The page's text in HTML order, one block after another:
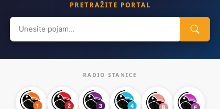
PRETRAŽITE PORTAL
Search
for:
RADIO STANICE